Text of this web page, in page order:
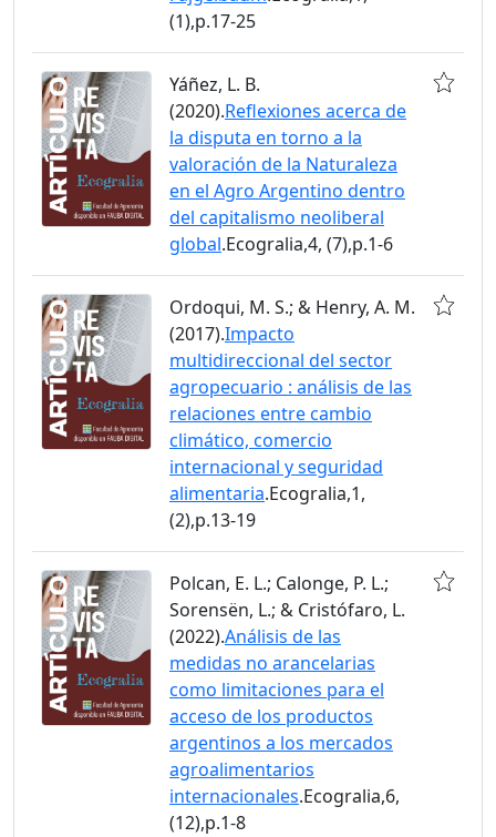
(1),p.17-25
Yáñez, L. B.
(2020).Reflexiones acerca de
la disputa en torno a la
valoración de la Naturaleza
en el Agro Argentino dentro
del capitalismo neoliberal
global.Ecogralia,4, (7),p.1-6
Ordoqui, M. S.; & Henry, A. M.
(2017).Impacto
multidireccional del sector
agropecuario : análisis de las
relaciones entre cambio
climático, comercio
internacional y seguridad
alimentaria.Ecogralia,1,
(2),p.13-19
Polcan, E. L.; Calonge, P. L.;
Sorensën, L.; & Cristófaro, L.
(2022).Análisis de las
medidas no arancelarias
como limitaciones para el
acceso de los productos
argentinos a los mercados
agroalimentarios
internacionales.Ecogralia,6,
(12),p.1-8